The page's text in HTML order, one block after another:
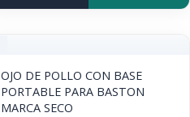
OJO DE POLLO CON BASE
PORTABLE PARA BASTON
MARCA SECO